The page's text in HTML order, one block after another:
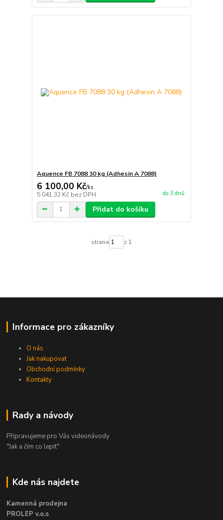
Aquence FB 7088 30 kg (Adhesin A 7088)
6 100,00 Kč/ks
5 041,32 Kč bez DPH do 3 dnů
Přidat do košíku
strana z 1
Informace pro zákazníky
O nás
Jak nakupovat
Obchodní podmínky
Kontakty
Rady a návody
Připravujeme pro Vás videonávody
"Jak a čím co lepit"
Kde nás najdete
Kamenná prodejna
PROLEP v.o.s